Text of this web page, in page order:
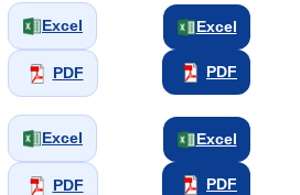
Excel
PDF
Excel
PDF
Excel
PDF
Excel
PDF